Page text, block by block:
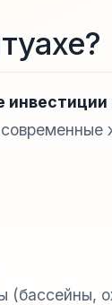
(бассейны,